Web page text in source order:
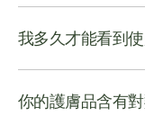
我多久才能看到
你的護膚品含有